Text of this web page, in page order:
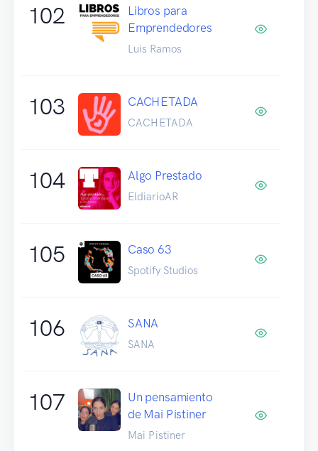
102
Libros para
Emprendedores
Luis Ramos
103 CACHETADA
CACHETADA
104 Algo Prestado
EldiarioAR
105 Caso 63
Spotify Studios
106 SANA
SANA
107
Un pensamiento
de Mai Pistiner
Mai Pistiner